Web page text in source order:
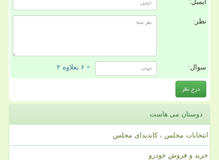
ایمیل:
نظر:
سوال: = ۶ بعلاوه ۲
دوستان می هاست
انتخابات مجلس ، کاندیدای مجلس
خرید و فروش خودرو